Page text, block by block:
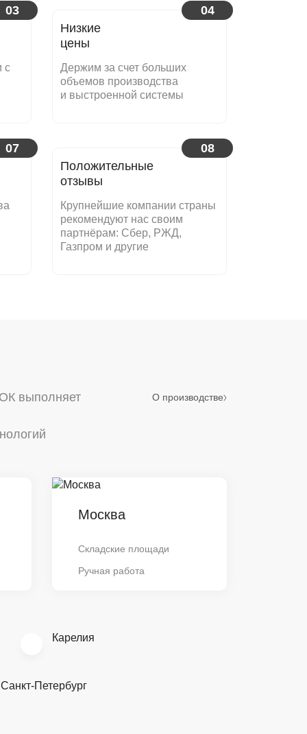
03
с
04
Низкие
цены
Держим за счет больших
объемов производства
и выстроенной системы
07
08
Положительные
отзывы
Крупнейшие компании страны
рекомендуют нас своим
партнёрам: Сбер, РЖД,
Газпром и другие
выполняет О производстве
Москва
Складские площади
Ручная работа
Карелия
Санкт-Петербург